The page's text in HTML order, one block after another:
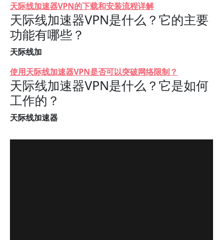
天际线加速器VPN的下载和安装流程详解
天际线加速器VPN是什么？它的主要
功能有哪些？
天际线加
使用天际线加速器VPN是否可以突破网络限制？
天际线加速器VPN是什么？它是如何
工作的？
天际线加速器